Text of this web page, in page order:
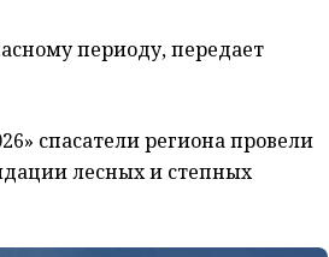
периоду, передает
спасатели региона провели
лесных и степных